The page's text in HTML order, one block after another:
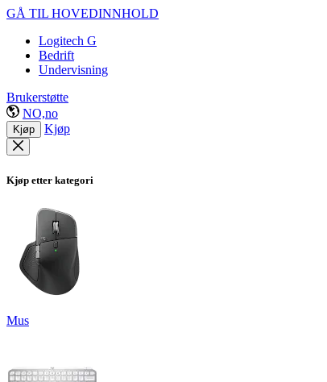
GÅ TIL HOVEDINNHOLD
Logitech G
Bedrift
Undervisning
Brukerstøtte
NO,no
Kjøp Kjøp
Kjøp etter kategori
Mus